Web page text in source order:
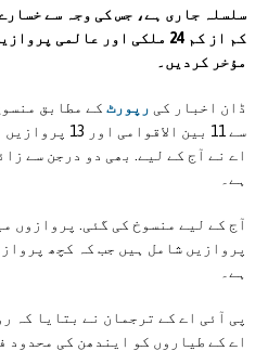
سلسلہ جاری ہے، جس کی وجہ سے
مؤخر کردیں۔
ڈان اخبار کی رپورٹ
سے 11 بین
اے نے آج کے لیے. بھی دو درجن سے
ہے۔
پروازیں شامل ہیں جب کہ کچھ
ہے۔
پی آئی اے کے ترجمان نے بتایا کہ
اے کے طیاروں کو ایندھن کی محدود